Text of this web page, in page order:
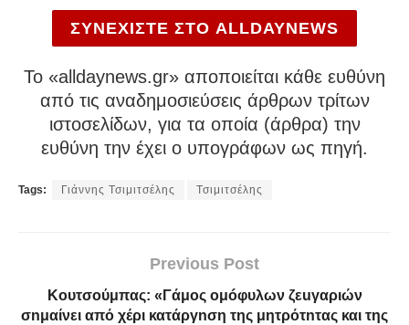
ΣΥΝΕΧΙΣΤΕ ΣΤΟ ALLDAYNEWS
To «alldaynews.gr» αποποιείται κάθε ευθύνη
από τις αναδημοσιεύσεις άρθρων τρίτων
ιστοσελίδων, για τα οποία (άρθρα) την
ευθύνη την έχει ο υπογράφων ως πηγή.
Tags: Γιάννης Τσιμιτσέλης Τσιμιτσέλης
Previous Post
Κουτσούμπας: «Γάμоς ομóφυλων ζεuγαριών
σnμαίνει από χέρι κατάργnση της μητρότnτας και της